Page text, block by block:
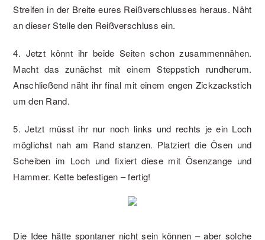
Streifen in der Breite eures Reißverschlusses heraus. Näht
an dieser Stelle den Reißverschluss ein.
4. Jetzt könnt ihr beide Seiten schon zusammennähen.
Macht das zunächst mit einem Steppstich rundherum.
Anschließend näht ihr final mit einem engen Zickzackstich
um den Rand.
5. Jetzt müsst ihr nur noch links und rechts je ein Loch
möglichst nah am Rand stanzen. Platziert die Ösen und
Scheiben im Loch und fixiert diese mit Ösenzange und
Hammer. Kette befestigen – fertig!
Die Idee hätte spontaner nicht sein können – aber solche